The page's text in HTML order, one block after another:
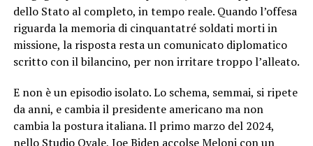
dello Stato al completo, in tempo reale. Quando l’offesa
riguarda la memoria di cinquantatré soldati morti in
missione, la risposta resta un comunicato diplomatico
scritto con il bilancino, per non irritare troppo l’alleato.
E non è un episodio isolato. Lo schema, semmai, si ripete
da anni, e cambia il presidente americano ma non
cambia la postura italiana. Il primo marzo del 2024,
nello Studio Ovale, Joe Biden accolse Meloni con un